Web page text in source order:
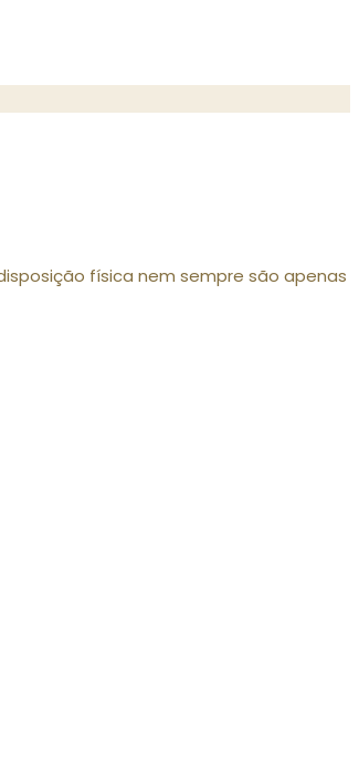
física nem sempre são apenas